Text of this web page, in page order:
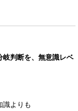
岐判断を、無意識レベ
識よりも